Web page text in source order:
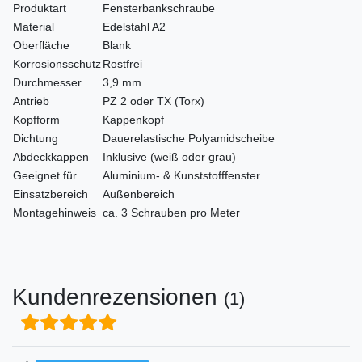
Produktart
Fensterbankschraube
Material
Edelstahl A2
Oberfläche
Blank
KorrosionsschutzRostfrei
Durchmesser
3,9 mm
Antrieb
PZ 2 oder TX (Torx)
Kopfform
Kappenkopf
Dichtung
Dauerelastische Polyamidscheibe
Abdeckkappen
Inklusive (weiß oder grau)
Geeignet für
Aluminium- & Kunststofffenster
Einsatzbereich
Außenbereich
Montagehinweis ca. 3 Schrauben pro Meter
Kundenrezensionen (1)